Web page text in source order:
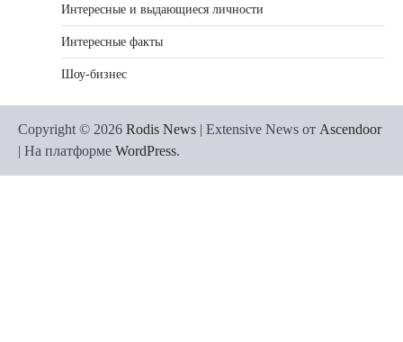
Интересные и выдающиеся личности
Интересные факты
Шоу-бизнес
Copyright © 2026 Rodis News | Extensive News от Ascendoor
| На платформе WordPress.